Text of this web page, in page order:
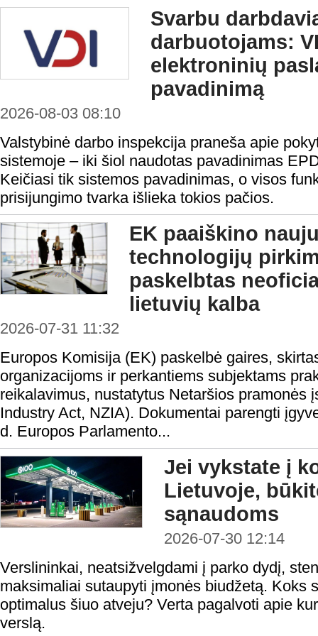
Svarbu
darbuotojams:
elektroninių
pavadinimą
2026-08-03 08:10
Valstybinė darbo inspekcija praneša apie
sistemoje – iki šiol naudotas pavadinimas
Keičiasi tik sistemos pavadinimas, o visos
prisijungimo tvarka išlieka tokios pačios.
EK paaiškino
technologijų
paskelbtas
lietuvių kalba
2026-07-31 11:32
Europos Komisija (EK) paskelbė gaires,
organizacijoms ir perkantiems subjektams
reikalavimus, nustatytus Netaršios pramonės
Industry Act, NZIA). Dokumentai parengti
d. Europos Parlamento...
Jei vykstate į
Lietuvoje,
sąnaudoms
2026-07-30 12:14
Verslininkai, neatsižvelgdami į parko dydį,
maksimaliai sutaupyti įmonės biudžetą. Koks
optimalus šiuo atveju? Verta pagalvoti apie
verslą.